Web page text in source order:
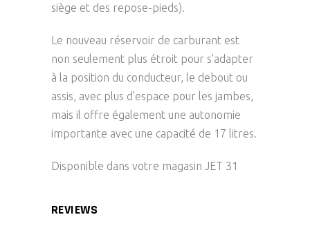
siège et des repose-pieds).
Le nouveau réservoir de carburant est
non seulement plus étroit pour s’adapter
à la position du conducteur, le debout ou
assis, avec plus d’espace pour les jambes,
mais il offre également une autonomie
importante avec une capacité de 17 litres.
Disponible dans votre magasin JET 31
REVIEWS